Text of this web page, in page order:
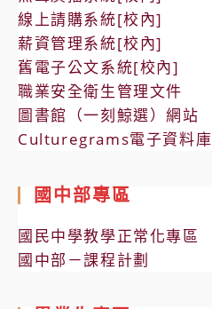
線上請購系統[校內]
薪資管理系統[校內]
舊電子公文系統[校內]
職業安全衛生管理文件
圖書館（一刻鯨選）網站
Culturegrams電子資料庫
國中部專區
國民中學教學正常化專區
國中部－課程計劃